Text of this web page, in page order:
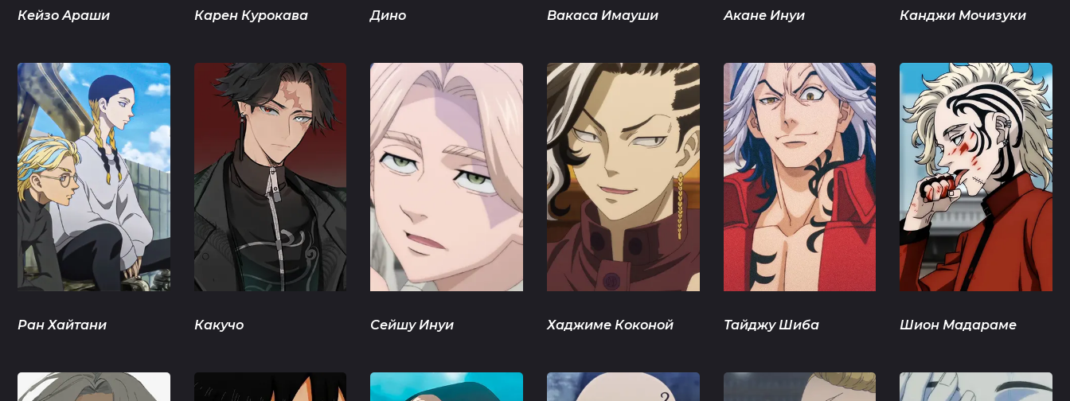
Кейзо Араши Карен Курокава Дино Вакаса Имауши Акане Инуи Канджи Мочизуки
Ран Хайтани Какучо Сейшу Инуи Хаджиме Коконой Тайджу Шиба Шион Мадараме